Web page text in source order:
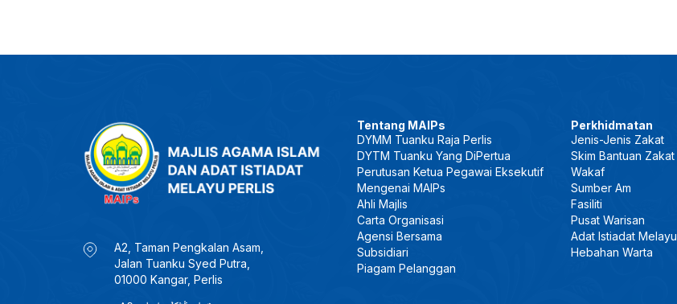
A2, Taman Pengkalan Asam,
Jalan Tuanku Syed Putra,
01000 Kangar, Perlis
Tentang MAIPs
DYMM Tuanku Raja Perlis
DYTM Tuanku Yang DiPertua
Perutusan Ketua Pegawai Eksekutif
Mengenai MAIPs
Ahli Majlis
Carta Organisasi
Agensi Bersama
Subsidiari
Piagam Pelanggan
Perkhidmatan
Jenis-Jenis Zakat
Skim Bantuan Zakat
Wakaf
Sumber Am
Fasiliti
Pusat Warisan
Adat Istiadat Melayu
Hebahan Warta